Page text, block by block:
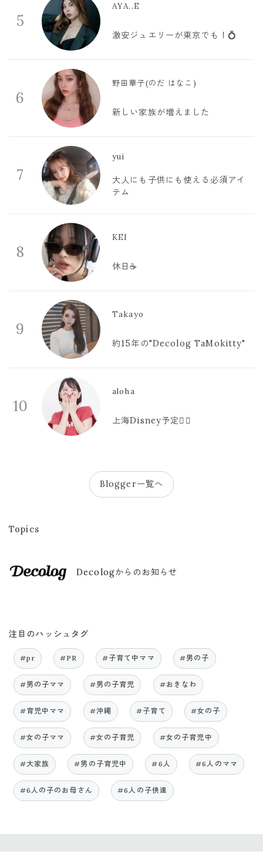
5
AYA..E
激安ジュエリーが東京でも！💍
6
野田華子(のだ はなこ)
新しい家族が増えました
7
yui
大人にも子供にも使える必須アイ
テム
8
KEI
休日☕️
9
Takayo
約15年の"Decolog TaMokitty"
10
aloha
上海Disney予定🫪🩷
Blogger一覧へ
Topics
Decologからのお知らせ
注目のハッシュタグ
#pr #PR #子育て中ママ #男の子
#男の子ママ #男の子育児 #おきなわ
#育児中ママ #沖縄 #子育て #女の子
#女の子ママ #女の子育児 #女の子育児中
#大家族 #男の子育児中 #6人 #6人のママ
#6人の子のお母さん #6人の子供達